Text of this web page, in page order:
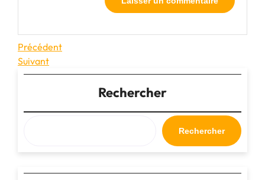
Navigation
de
Article
précédent
Précédent
Article
suivant
Suivant
Rechercher
Rechercher